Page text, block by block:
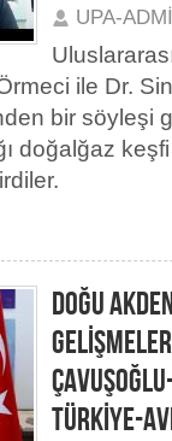
UPA-
ile Dr.
bir söyleşi
doğalğaz
DOĞU
TÜRKİYE-